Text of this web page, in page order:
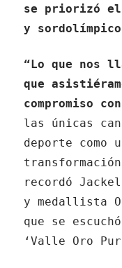
se priorizó el
y
“Lo que nos
que
compromiso
las únicas
deporte como
recordó
y medallista
que se
‘Valle Oro